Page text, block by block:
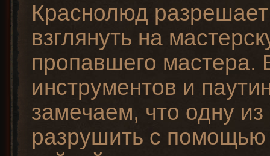
Краснолюд
взглянуть на
пропавшего мастера.
инструментов и
замечаем, что одну
разрушить с